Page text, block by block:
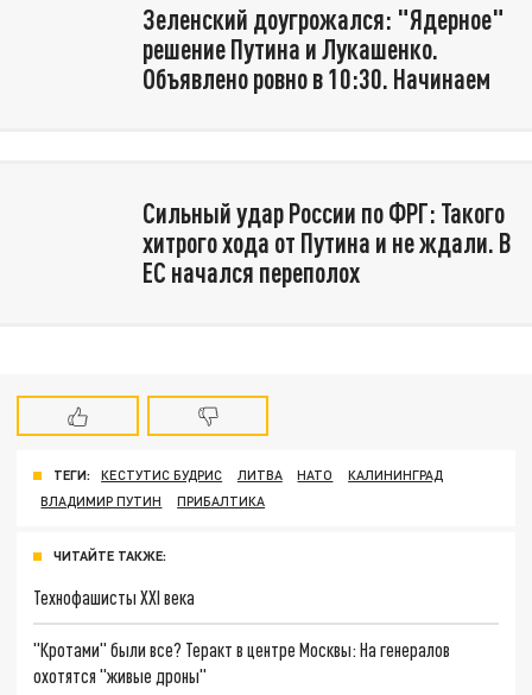
Зеленский доугрожался: "Ядерное"
решение Путина и Лукашенко.
Объявлено ровно в 10:30. Начинаем
Сильный удар России по ФРГ: Такого
хитрого хода от Путина и не ждали. В
ЕС начался переполох
ТЕГИ: КЕСТУТИС БУДРИС ЛИТВА НАТО
КАЛИНИНГРАД
ВЛАДИМИР ПУТИН
ПРИБАЛТИКА
ЧИТАЙТЕ ТАКЖЕ:
Технофашисты XXI века
"Кротами" были все? Теракт в центре Москвы: На генералов
охотятся "живые дроны"